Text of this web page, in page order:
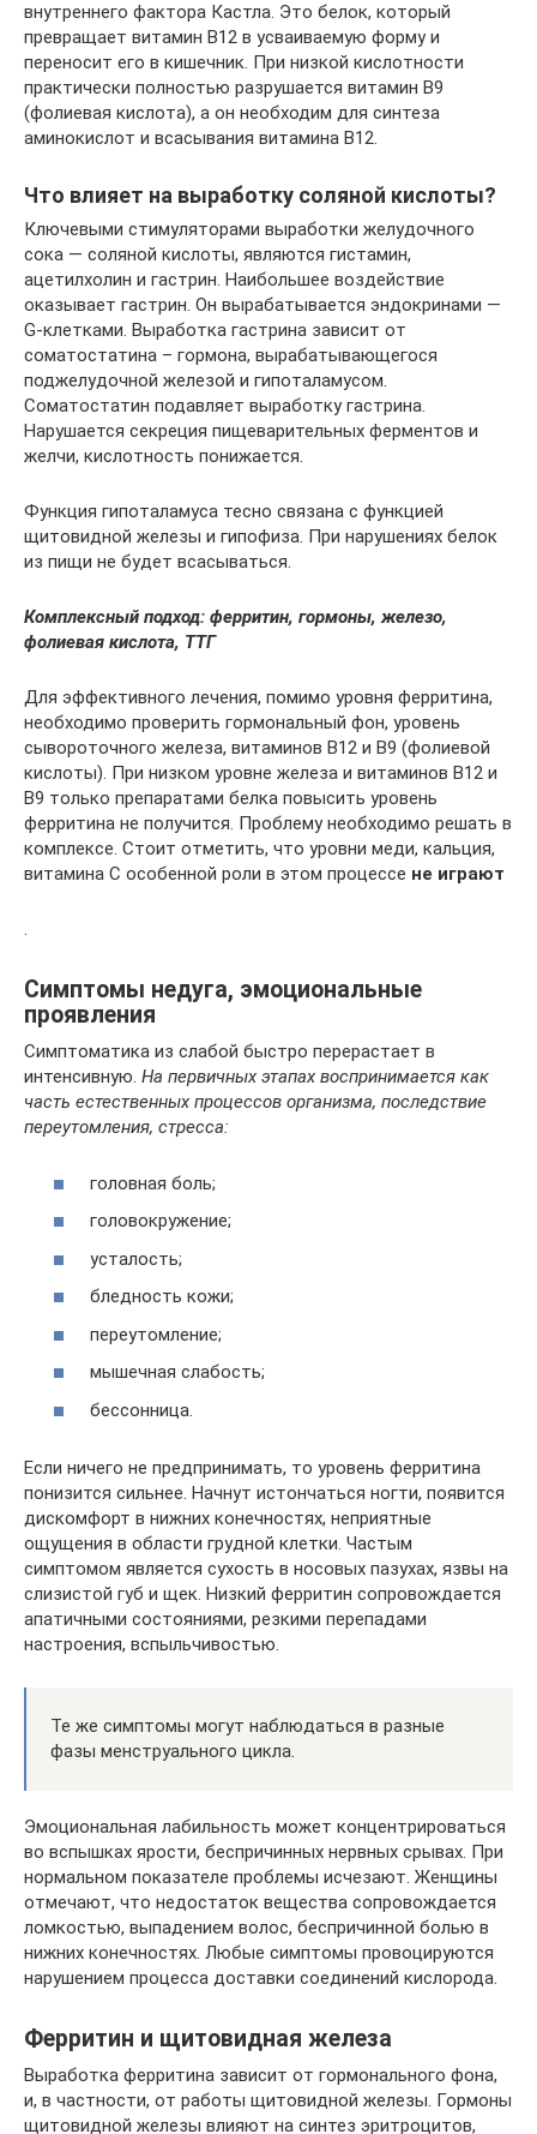
внутреннего фактора Кастла. Это белок, который
превращает витамин В12 в усваиваемую форму и
переносит его в кишечник. При низкой кислотности
практически полностью разрушается витамин В9
(фолиевая кислота), а он необходим для синтеза
аминокислот и всасывания витамина В12.
Что влияет на выработку соляной кислоты?
Ключевыми стимуляторами выработки желудочного
сока — соляной кислоты, являются гистамин,
ацетилхолин и гастрин. Наибольшее воздействие
оказывает гастрин. Он вырабатывается эндокринами —
G-клетками. Выработка гастрина зависит от
соматостатина – гормона, вырабатывающегося
поджелудочной железой и гипоталамусом.
Соматостатин подавляет выработку гастрина.
Нарушается секреция пищеварительных ферментов и
желчи, кислотность понижается.
Функция гипоталамуса тесно связана с функцией
щитовидной железы и гипофиза. При нарушениях белок
из пищи не будет всасываться.
Комплексный подход: ферритин, гормоны, железо,
фолиевая кислота, ТТГ
Для эффективного лечения, помимо уровня ферритина,
необходимо проверить гормональный фон, уровень
сывороточного железа, витаминов В12 и В9 (фолиевой
кислоты). При низком уровне железа и витаминов В12 и
В9 только препаратами белка повысить уровень
ферритина не получится. Проблему необходимо решать в
комплексе. Стоит отметить, что уровни меди, кальция,
витамина С особенной роли в этом процессе не играют
.
Симптомы недуга, эмоциональные
проявления
Симптоматика из слабой быстро перерастает в
интенсивную. На первичных этапах воспринимается как
часть естественных процессов организма, последствие
переутомления, стресса:
головная боль;
головокружение;
усталость;
бледность кожи;
переутомление;
мышечная слабость;
бессонница.
Если ничего не предпринимать, то уровень ферритина
понизится сильнее. Начнут истончаться ногти, появится
дискомфорт в нижних конечностях, неприятные
ощущения в области грудной клетки. Частым
симптомом является сухость в носовых пазухах, язвы на
слизистой губ и щек. Низкий ферритин сопровождается
апатичными состояниями, резкими перепадами
настроения, вспыльчивостью.
Те же симптомы могут наблюдаться в разные
фазы менструального цикла.
Эмоциональная лабильность может концентрироваться
во вспышках ярости, беспричинных нервных срывах. При
нормальном показателе проблемы исчезают. Женщины
отмечают, что недостаток вещества сопровождается
ломкостью, выпадением волос, беспричинной болью в
нижних конечностях. Любые симптомы провоцируются
нарушением процесса доставки соединений кислорода.
Ферритин и щитовидная железа
Выработка ферритина зависит от гормонального фона,
и, в частности, от работы щитовидной железы. Гормоны
щитовидной железы влияют на синтез эритроцитов,